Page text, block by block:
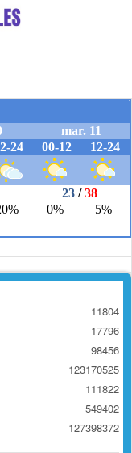
11804
17796
98456
123170525
111822
549402
127398372